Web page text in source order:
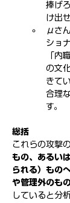
捧げ
け出
μさ
ショ
「内
の文
きて
合理
す。
総括
これらの攻撃
もの、あるい
られる）もの
や管理外のも
していると分